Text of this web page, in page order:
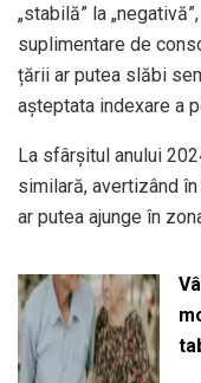
„stabilă” la
suplimentare de
țării ar putea slăbi
așteptata indexare a
La sfârșitul anului
similară, avertizând
ar putea ajunge în